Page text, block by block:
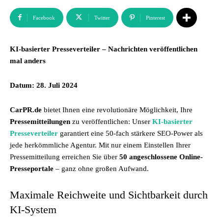
Facebook Twitter Pinterest
KI-basierter Presseverteiler – Nachrichten veröffentlichen
mal anders
Datum: 28. Juli 2024
CarPR.de bietet Ihnen eine revolutionäre Möglichkeit, Ihre
Pressemitteilungen zu veröffentlichen: Unser KI-basierter
Presseverteiler garantiert eine 50-fach stärkere SEO-Power als
jede herkömmliche Agentur. Mit nur einem Einstellen Ihrer
Pressemitteilung erreichen Sie über 50 angeschlossene Online-
Presseportale – ganz ohne großen Aufwand.
Maximale Reichweite und Sichtbarkeit durch
KI-System